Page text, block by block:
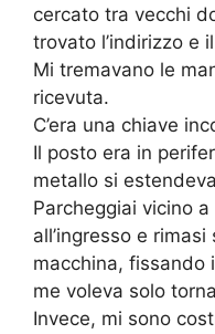
cercato tra vecchi
trovato l’indirizzo e
Mi tremavano le
ricevuta.
C’era una chiave
Il posto era in
metallo si
Parcheggiai vicino
all’ingresso e
macchina, fissando
me voleva solo
Invece, mi sono